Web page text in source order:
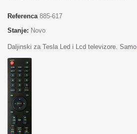
Referenca 885-617
Stanje: Novo
Daljinski za Tesla Led i Lcd televizore. Samo